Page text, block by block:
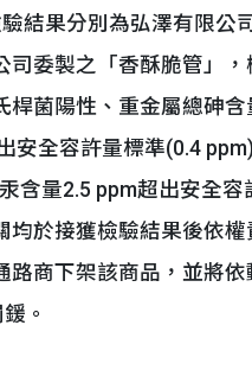
果分別為弘澤有限公
司委製之「香酥脆管」
菌陽性、重金屬總砷
安全容許量標準(0.4
含量2.5 ppm超出安全
均於接獲檢驗結果後依
商下架該商品，並將
。